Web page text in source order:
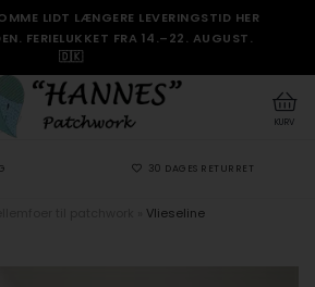
LIDT LÆNGERE LEVERINGSTID HER
FERIELUKKET FRA 14.–22. AUGUST.
🇩🇰
KURV
30 DAGES RETURRET
Vlieseline